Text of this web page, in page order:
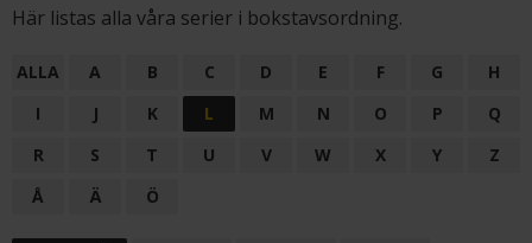
Här listas alla våra serier i bokstavsordning.
ALLA A B C D E F G
H
I
J K L M N O P
Q
R
S T U V W X Y
Z
Å
Ä Ö